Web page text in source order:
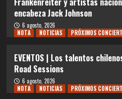
encabeza Jack Johnson
6 agosto, 2026
NOTA
NOTICIAS PRÓXIMOS
EVENTOS | Los talentos
Road Sessions
6 agosto, 2026
NOTA
NOTICIAS PRÓXIMOS